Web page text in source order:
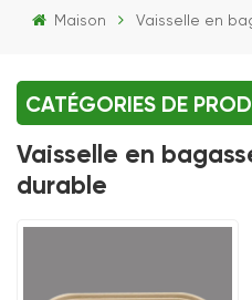
Maison Vaisselle en
CATÉGORIES DE
Vaisselle en
durable